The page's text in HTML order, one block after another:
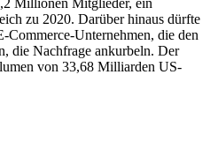
Millionen Mitglieder, ein
zu 2020. Darüber hinaus dürfte
Commerce-Unternehmen, die den
die Nachfrage ankurbeln. Der
von 33,68 Milliarden US-